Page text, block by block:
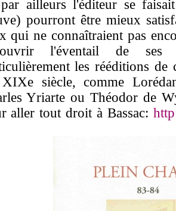
ailleurs l'éditeur se
pourront être mieux
qui ne connaîtraient pas
l'éventail de
les rééditions
siècle, comme
Yriarte ou Théodor de
aller tout droit à Bassac: